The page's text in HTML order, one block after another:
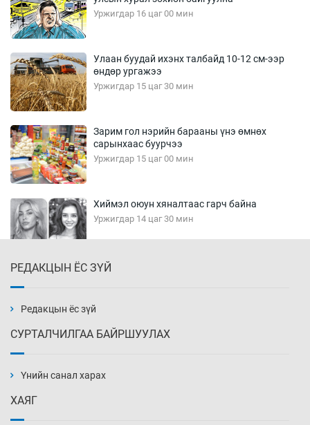
Уржигдар 16 цаг 00 мин
Улаан буудай ихэнх талбайд 10-12 см-ээр
өндөр ургажээ
Уржигдар 15 цаг 30 мин
Зарим гол нэрийн барааны үнэ өмнөх
сарынхаас буурчээ
Уржигдар 15 цаг 00 мин
Хиймэл оюун хяналтаас гарч байна
Уржигдар 14 цаг 30 мин
Уржигдар 14 цаг 00 мин
нэмэгджээ
РЕДАКЦЫН ЁС ЗҮЙ
Редакцын ёс зүй
СУРТАЛЧИЛГАА БАЙРШУУЛАХ
Үнийн санал харах
ХАЯГ